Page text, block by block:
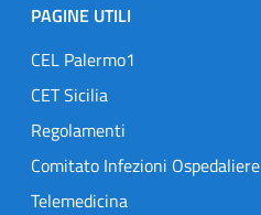
PAGINE UTILI
CEL Palermo1
CET Sicilia
Regolamenti
Comitato Infezioni Ospedaliere
Telemedicina